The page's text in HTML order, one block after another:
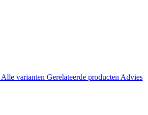
Alle varianten Gerelateerde productenAdvies